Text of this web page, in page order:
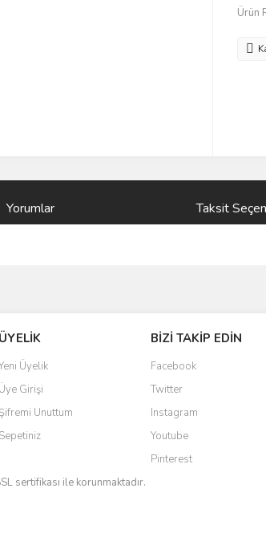
Ürün
Yorumlar Taksit
ÜYELİK
Üyelik
Üye Girişi
Şifremi Unuttum
Sepetiniz
BİZİ TAKİP EDİN
Facebook
Twitter
Instagram
Youtube
Pinterest
sertifikası ile korunmaktadır.